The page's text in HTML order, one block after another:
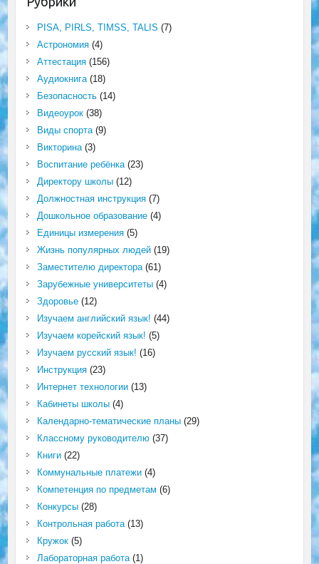
PISA, PIRLS, TIMSS, TALIS (7)
Астрономия(4)
Аттестация(156)
Аудиокнига(18)
Безопасность(14)
Видеоурок(38)
Виды спорта(9)
Викторина(3)
Воспитание ребёнка(23)
Директору школы(12)
Должностная инструкция(7)
Дошкольное образование(4)
Единицы измерения(5)
Жизнь популярных людей(19)
Заместителю директора(61)
Зарубежные университеты(4)
Здоровье(12)
Изучаем английский язык! (44)
Изучаем корейский язык! (5)
Изучаем русский язык! (16)
Инструкция(23)
Интернет технологии(13)
Кабинеты школы(4)
Календарно-тематические планы(29)
Классному руководителю(37)
Книги(22)
Коммунальные платежи(4)
Компетенция по предметам (6)
Конкурсы(28)
Контрольная работа(13)
Кружок(5)
Лабораторная работа(1)